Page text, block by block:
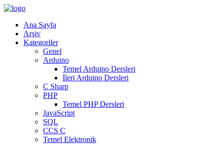
Ana Sayfa
Arşiv
Kategoriler
Genel
Arduino
Temel Arduino Dersleri
İleri Arduino Dersleri
C Sharp
PHP
Temel PHP Dersleri
JavaScript
SQL
CCS C
Temel Elektronik